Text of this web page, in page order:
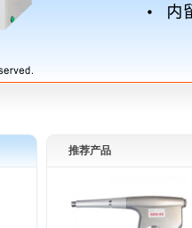
推荐产品